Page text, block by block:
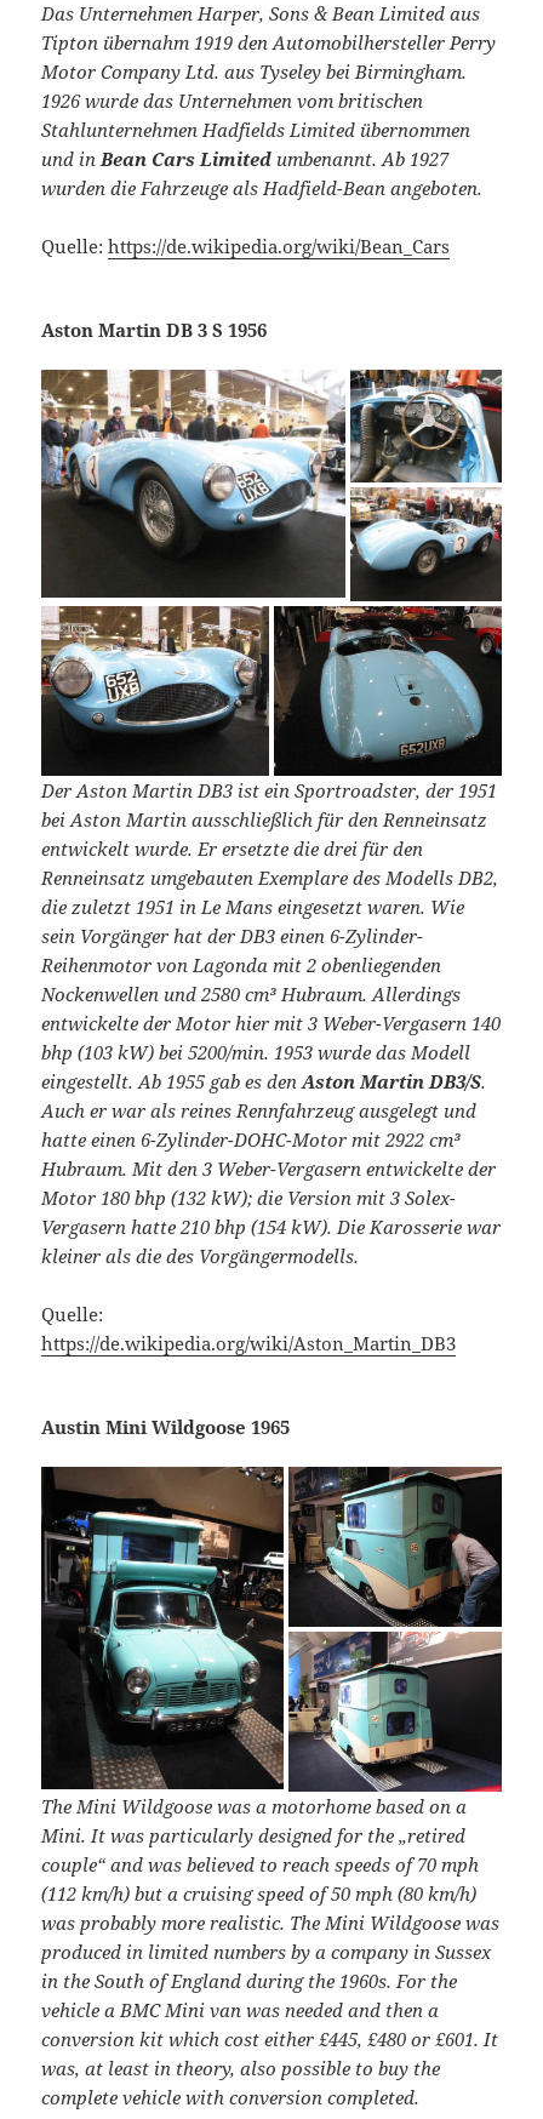
Das Unternehmen Harper, Sons & Bean Limited aus
Tipton übernahm 1919 den Automobilhersteller Perry
Motor Company Ltd. aus Tyseley bei Birmingham.
1926 wurde das Unternehmen vom britischen
Stahlunternehmen Hadfields Limited übernommen
und inBean Cars Limited umbenannt. Ab 1927
wurden die Fahrzeuge als Hadfield-Bean angeboten.
Quelle:https://de.wikipedia.org/wiki/Bean_Cars
Aston Martin DB 3 S 1956
Der Aston Martin DB3 ist ein Sportroadster, der 1951
bei Aston Martin ausschließlich für den Renneinsatz
entwickelt wurde. Er ersetzte die drei für den
Renneinsatz umgebauten Exemplare des Modells DB2,
die zuletzt 1951 in Le Mans eingesetzt waren. Wie
sein Vorgänger hat der DB3 einen 6-Zylinder-
Reihenmotor von Lagonda mit 2 obenliegenden
Nockenwellen und 2580 cm³ Hubraum. Allerdings
entwickelte der Motor hier mit 3 Weber-Vergasern 140
bhp (103 kW) bei 5200/min. 1953 wurde das Modell
eingestellt. Ab 1955 gab es denAston Martin DB3/S.
Auch er war als reines Rennfahrzeug ausgelegt und
hatte einen 6-Zylinder-DOHC-Motor mit 2922 cm³
Hubraum. Mit den 3 Weber-Vergasern entwickelte der
Motor 180 bhp (132 kW); die Version mit 3 Solex-
Vergasern hatte 210 bhp (154 kW). Die Karosserie war
kleiner als die des Vorgängermodells.
Quelle:
https://de.wikipedia.org/wiki/Aston_Martin_DB3
Austin Mini Wildgoose 1965
The Mini Wildgoose was a motorhome based on a
Mini. It was particularly designed for the „retired
couple“ and was believed to reach speeds of 70 mph
(112 km/h) but a cruising speed of 50 mph (80 km/h)
was probably more realistic. The Mini Wildgoose was
produced in limited numbers by a company in Sussex
in the South of England during the 1960s. For the
vehicle a BMC Mini van was needed and then a
conversion kit which cost either £445, £480 or £601. It
was, at least in theory, also possible to buy the
complete vehicle with conversion completed.